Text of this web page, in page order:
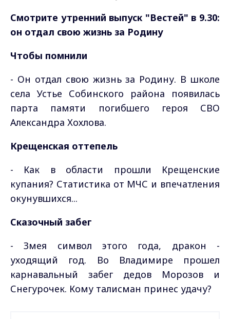
Смотрите утренний выпуск "Вестей" в 9.30:
он отдал свою жизнь за Родину
Чтобы помнили
- Он отдал свою жизнь за Родину. В школе
села Устье Собинского района появилась
парта памяти погибшего героя СВО
Александра Хохлова.
Крещенская оттепель
- Как в области прошли Крещенские
купания? Статистика от МЧС и впечатления
окунувшихся...
Сказочный забег
- Змея символ этого года, дракон -
уходящий год. Во Владимире прошел
карнавальный забег дедов Морозов и
Снегурочек. Кому талисман принес удачу?